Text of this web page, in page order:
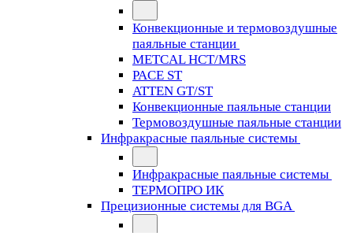
Конвекционные и термовоздушные
паяльные станции
METCAL HCT/MRS
PACE ST
ATTEN GT/ST
Конвекционные паяльные станции
Термовоздушные паяльные станции
Инфракрасные паяльные системы
Инфракрасные паяльные системы
ТЕРМОПРО ИК
Прецизионные системы для BGA